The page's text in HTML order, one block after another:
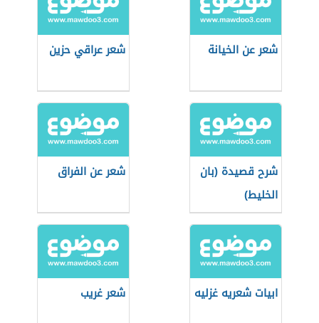
شعر عن الخيانة شعر عراقي حزين
شرح قصيدة (بان
الخليط)
شعر عن الفراق
ابيات شعريه غزليه شعر غريب